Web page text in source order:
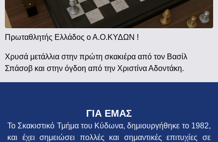
Πρωταθλητής Ελλάδος ο Α.Ο.ΚΥΔΩΝ !
Χρυσά μετάλλια στην πρώτη σκακιέρα από τον Βασίλ
Σπάσοβ και στην όγδοη από την Χριστίνα Αδοντάκη.
ΓΙΑ ΕΜΑΣ
Το Σκακιστικό Τμήμα του Κύδωνα, δημιουργήθηκε το 1982,
και έχει σημειώσει πολλές και σημαντικές επιτυχίες σε